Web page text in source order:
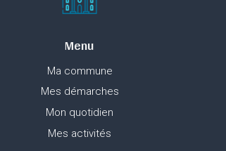
Menu
Ma commune
Mes démarches
Mon quotidien
Mes activités